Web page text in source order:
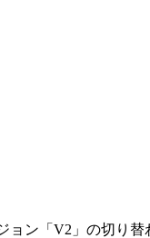
ョン「V2」の切り